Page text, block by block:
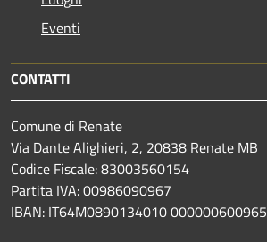
Eventi
CONTATTI
Comune di Renate
Via Dante Alighieri, 2, 20838 Renate MB
Codice Fiscale: 83003560154
Partita IVA: 00986090967
IBAN: IT64M0890134010 000000600965